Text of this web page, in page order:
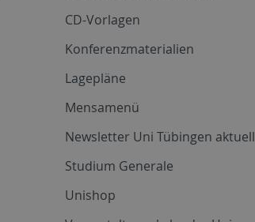
CD-Vorlagen
Konferenzmaterialien
Lagepläne
Mensamenü
Newsletter Uni Tübingen aktuell
Studium Generale
Unishop